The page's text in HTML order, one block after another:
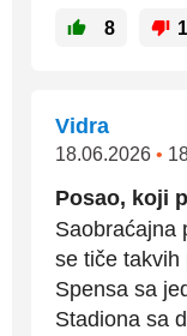
8
Vidra
18.06.2026 •
Posao, koji
Saobraćajna
se tiče takvih
Spensa sa
Stadiona sa